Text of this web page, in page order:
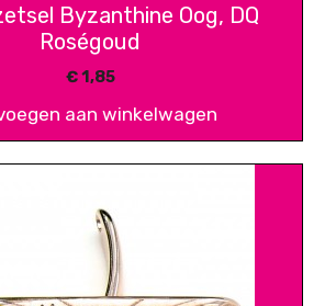
Byzanthine Oog, DQ
Roségoud
€1,85
aan winkelwagen